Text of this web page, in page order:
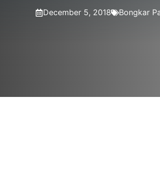
December 5, 2018 Bongkar